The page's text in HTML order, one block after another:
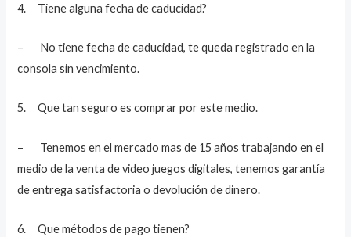
4. Tiene alguna fecha de caducidad?
– No tiene fecha de caducidad, te queda registrado en la
consola sin vencimiento.
5. Que tan seguro es comprar por este medio.
– Tenemos en el mercado mas de 15 años trabajando en el
medio de la venta de video juegos digitales, tenemos garantía
de entrega satisfactoria o devolución de dinero.
6. Que métodos de pago tienen?